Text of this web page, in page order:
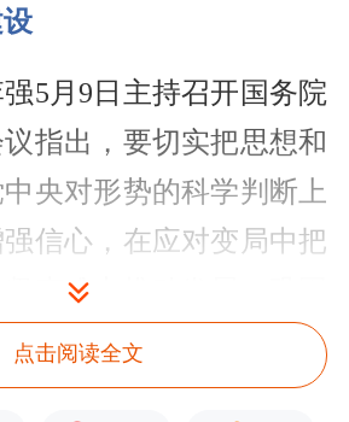
5月9日主持召开国务院
指出，要切实把思想和
央对形势的科学判断上
信心，在应对变局中把
坚克难中推动发展，巩固
向好势头，努力实现“十
。宏观政策要在用好、
点击阅读全文